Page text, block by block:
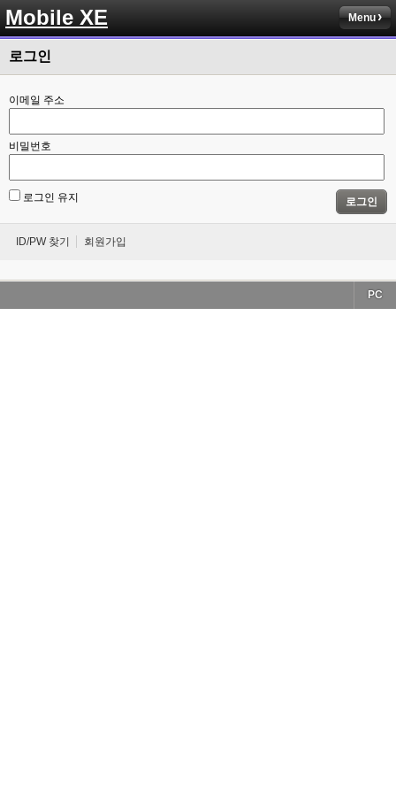
Mobile XE Menu
로그인
이메일 주소
비밀번호
로그인 유지 로그인
ID/PW 찾기 회원가입
PC